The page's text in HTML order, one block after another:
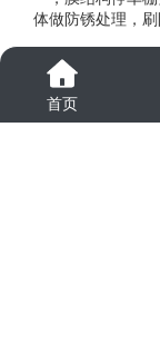
体做防锈处理，
结构牢固抗震防
首页